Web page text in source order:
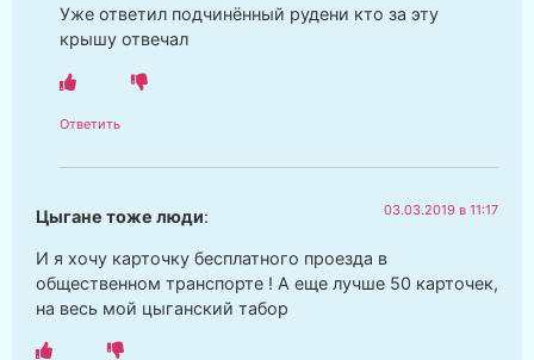
Уже ответил подчинённый рудени кто за эту
крышу отвечал
Ответить
Цыгане тоже люди: 03.03.2019 в 11:17
И я хочу карточку бесплатного проезда в
общественном транспорте ! А еще лучше 50 карточек,
на весь мой цыганский табор